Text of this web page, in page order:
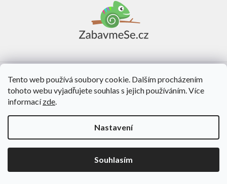
Tento web používá soubory cookie. Dalším procházením
tohoto webu vyjadřujete souhlas s jejich používáním. Více
informacízde.
Nastavení
Souhlasím
O nás
Vytvořil Shoptet